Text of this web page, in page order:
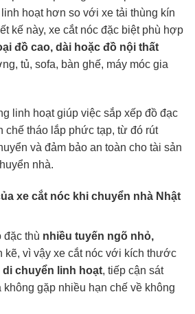
hoạt hơn so với xe tải thùng kín
kế này, xe cắt nóc đặc biệt phù hợp
đồ cao, dài hoặc đồ nội thất
tủ, sofa, bàn ghế, máy móc gia
linh hoạt giúp việc sắp xếp đồ đạc
chế tháo lắp phức tạp, từ đó rút
và đảm bảo an toàn cho tài sản
nhà.
xe cắt nóc khi chuyển nhà Nhật
đặc thù nhiều tuyến ngõ nhỏ,
kẽ, vì vậy xe cắt nóc với kích thước
di chuyển linh hoạt, tiếp cận sát
không gặp nhiều hạn chế về không